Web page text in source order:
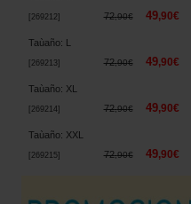
269212] 72,90€ 49,90€
Taùaño:
269213 ] 72,90€ 49,90€
Taùaño: XL
269214] 72,90€ 49,90€
Taùaño: XXL
269215] 72,90€ 49,90€